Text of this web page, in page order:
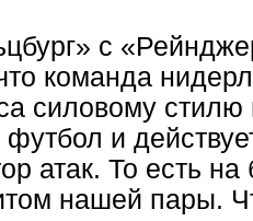
с
команда
силовому стилю
и
атак. То есть на
нашей пары.